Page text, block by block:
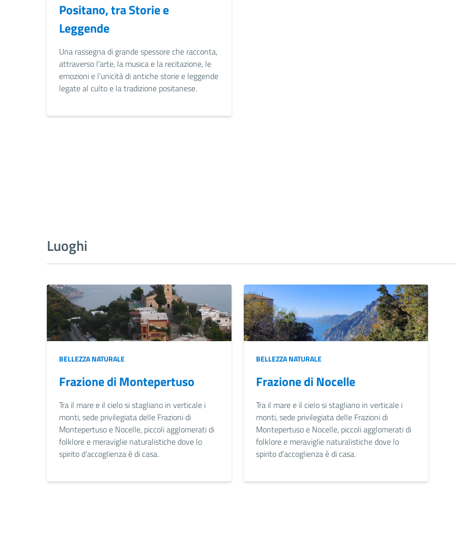
Positano, tra Storie e
Leggende
Una rassegna di grande spessore che racconta,
attraverso l’arte, la musica e la recitazione, le
emozioni e l’unicità di antiche storie e leggende
legate al culto e la tradizione positanese.
Luoghi
BELLEZZA NATURALE
Frazione di Montepertuso
Tra il mare e il cielo si stagliano in verticale i
monti, sede privilegiata delle Frazioni di
Montepertuso e Nocelle, piccoli agglomerati di
folklore e meraviglie naturalistiche dove lo
spirito d’accoglienza è di casa.
BELLEZZA NATURALE
Frazione di Nocelle
Tra il mare e il cielo si stagliano in verticale i
monti, sede privilegiata delle Frazioni di
Montepertuso e Nocelle, piccoli agglomerati di
folklore e meraviglie naturalistiche dove lo
spirito d’accoglienza è di casa.